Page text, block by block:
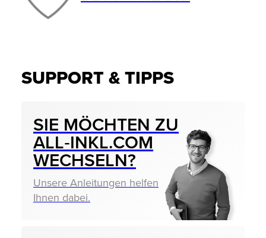
SUPPORT & TIPPS
SIE MÖCHTEN ZU
ALL‑INKL.COM
WECHSELN?
Unsere Anleitungen helfen
Ihnen dabei.